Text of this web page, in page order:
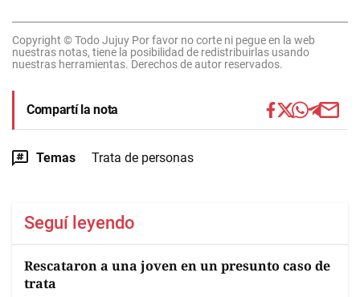
Copyright © Todo Jujuy Por favor no corte ni pegue en la web
nuestras notas, tiene la posibilidad de redistribuirlas usando
nuestras herramientas. Derechos de autor reservados.
Compartí la nota
Temas Trata de personas
Seguí leyendo
Rescataron a una joven en un presunto caso de
trata